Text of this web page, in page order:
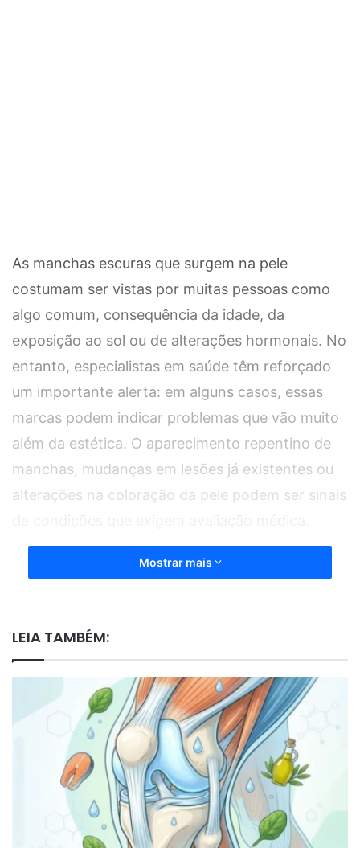
As manchas escuras que surgem na pele
costumam ser vistas por muitas pessoas como
algo comum, consequência da idade, da
exposição ao sol ou de alterações hormonais. No
entanto, especialistas em saúde têm reforçado
um importante alerta: em alguns casos, essas
marcas podem indicar problemas que vão muito
além da estética. O aparecimento repentino de
manchas, mudanças em lesões já existentes ou
alterações na coloração da pele podem ser sinais
Mostrar mais
LEIA TAMBÉM: